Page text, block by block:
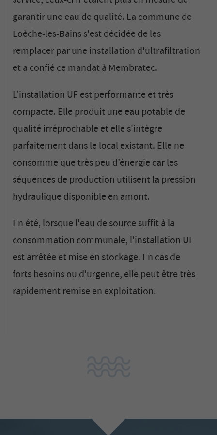
garantir une eau de qualité. La commune de
Loèche-les-Bains s'est décidée de les
remplacer par une installation d'ultrafiltration
et a confié ce mandat à Membratec.
L’installation UF est performante et très
compacte. Elle produit une eau potable de
qualité irréprochable et elle s'intègre
parfaitement dans le local existant. Elle ne
consomme que très peu d’énergie car les
séquences de production utilisent la pression
hydraulique disponible en amont.
En été, lorsque l'eau de source suffit à la
consommation communale, l'installation UF
est arrêtée et mise en stockage. En cas de
forts besoins ou d'urgence, elle peut être très
rapidement remise en exploitation.